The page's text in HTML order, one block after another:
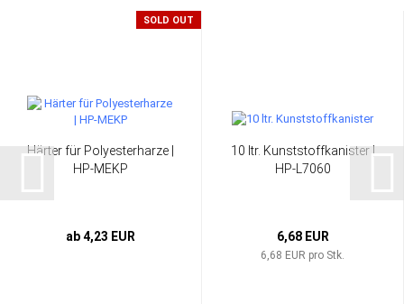
SOLD OUT
Härter für Polyesterharze |
HP-MEKP
ab 4,23 EUR
10 ltr. Kunststoffkanister |
HP-L7060
6,68 EUR
6,68 EUR pro Stk.